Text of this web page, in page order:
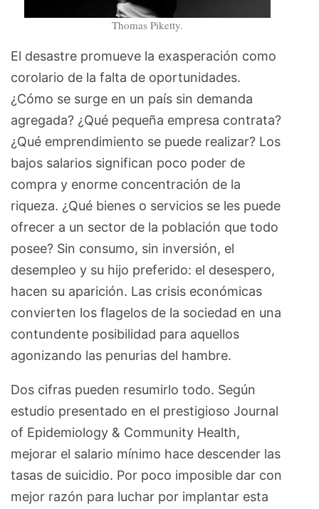
Thomas Piketty.
El desastre promueve la exasperación como
corolario de la falta de oportunidades.
¿Cómo se surge en un país sin demanda
agregada? ¿Qué pequeña empresa contrata?
¿Qué emprendimiento se puede realizar? Los
bajos salarios significan poco poder de
compra y enorme concentración de la
riqueza. ¿Qué bienes o servicios se les puede
ofrecer a un sector de la población que todo
posee? Sin consumo, sin inversión, el
desempleo y su hijo preferido: el desespero,
hacen su aparición. Las crisis económicas
convierten los flagelos de la sociedad en una
contundente posibilidad para aquellos
agonizando las penurias del hambre.
Dos cifras pueden resumirlo todo. Según
estudio presentado en el prestigioso Journal
of Epidemiology & Community Health,
mejorar el salario mínimo hace descender las
tasas de suicidio. Por poco imposible dar con
mejor razón para luchar por implantar esta